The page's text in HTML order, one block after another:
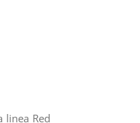
linea Red